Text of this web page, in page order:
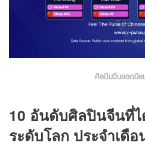
ศิลปินจีนยอดนิย
10 อันดับศิลปินจีนที่
ระดับโลก ประจำเดื